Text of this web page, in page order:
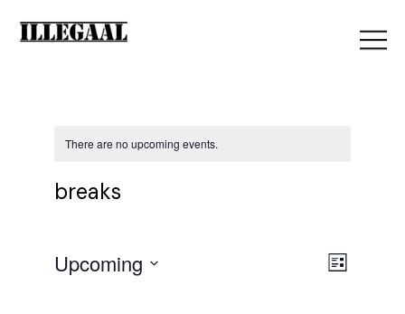
There are no upcoming events.
breaks
V
E
List
Upcoming